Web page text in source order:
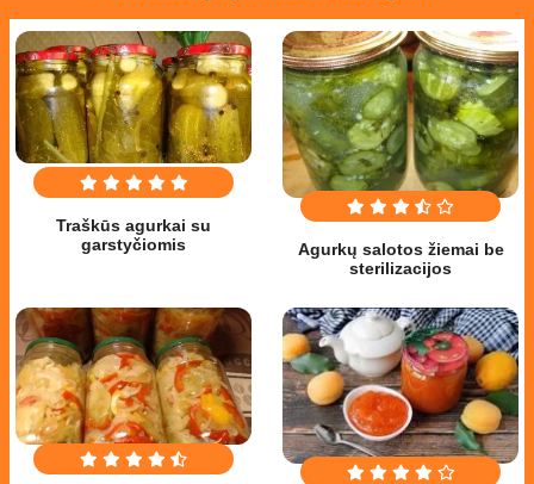
Traškūs agurkai su
garstyčiomis
Agurkų salotos žiemai be
sterilizacijos